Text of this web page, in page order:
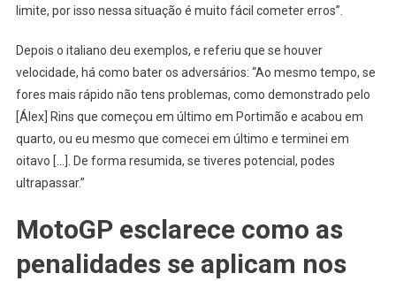
limite, por isso nessa situação é muito fácil cometer erros”.
Depois o italiano deu exemplos, e referiu que se houver
velocidade, há como bater os adversários: “Ao mesmo tempo, se
fores mais rápido não tens problemas, como demonstrado pelo
[Álex] Rins que começou em último em Portimão e acabou em
quarto, ou eu mesmo que comecei em último e terminei em
oitavo […]. De forma resumida, se tiveres potencial, podes
ultrapassar.”
MotoGP esclarece como as
penalidades se aplicam nos